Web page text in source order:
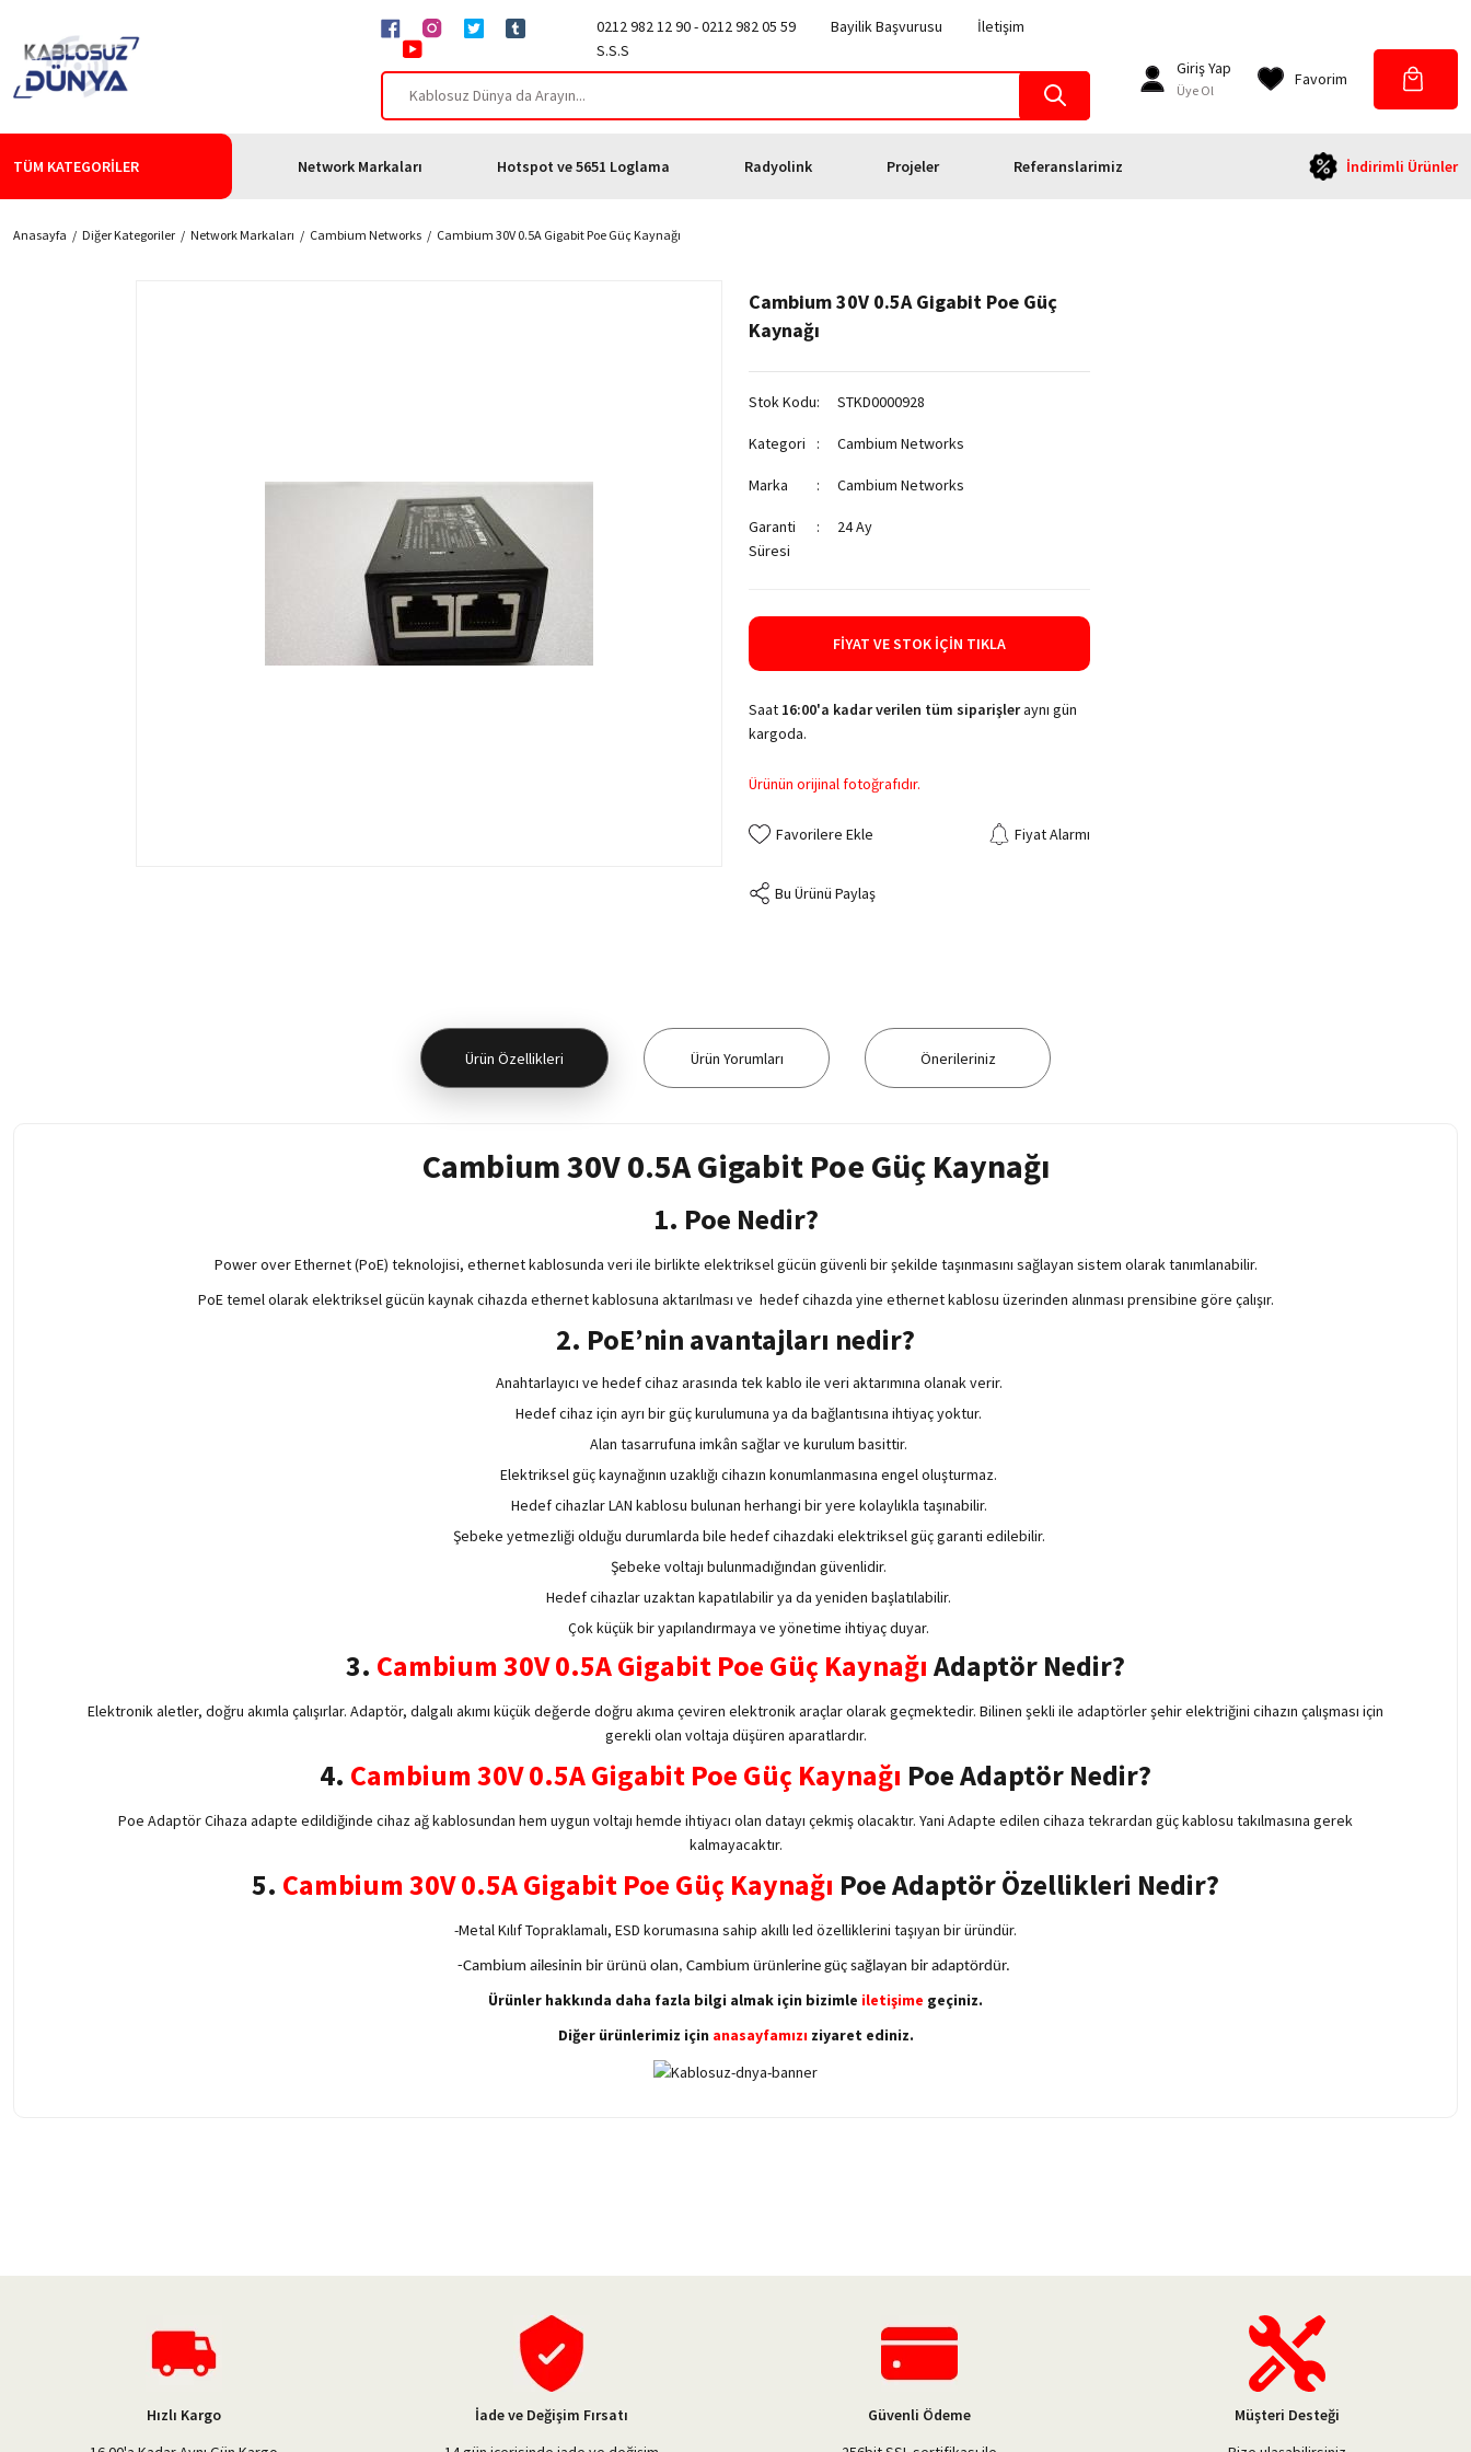
0212 982 12 90 - 0212 982 05 59 Bayilik Başvurusu
İletişim
S.S.S
Giriş Yap
Üye Ol
Favorim
TÜM KATEGORİLER Network Markaları Hotspot ve 5651 Loglama Radyolink Projeler Referanslarimiz İndirimli Ürünler
Anasayfa Diğer Kategoriler Network Markaları Cambium Networks Cambium 30V 0.5A Gigabit Poe Güç Kaynağı
Cambium 30V 0.5A Gigabit Poe Güç
Kaynağı
Stok Kodu STKD0000928
Kategori Cambium Networks
Marka Cambium Networks
Garanti
Süresi
24 Ay
FIYAT VE STOK İÇIN TIKLA
Saat 16:00'a kadar verilen tüm siparişleraynı gün
kargoda.
Ürünün orijinal fotoğrafıdır.
Fiyat Alarmı
Bu Ürünü Paylaş
Ürün Özellikleri Ürün Yorumları Önerileriniz
Cambium 30V 0.5A Gigabit Poe Güç Kaynağı
1. Poe Nedir?
Power over Ethernet (PoE) teknolojisi, ethernet kablosunda veri ile birlikte elektriksel gücün güvenli bir şekilde taşınmasını sağlayan sistem olarak tanımlanabilir.
PoE temel olarak elektriksel gücün kaynak cihazda ethernet kablosuna aktarılması ve hedef cihazda yine ethernet kablosu üzerinden alınması prensibine göre çalışır.
2. PoE’nin avantajları nedir?
Anahtarlayıcı ve hedef cihaz arasında tek kablo ile veri aktarımına olanak verir.
Hedef cihaz için ayrı bir güç kurulumuna ya da bağlantısına ihtiyaç yoktur.
Alan tasarrufuna imkân sağlar ve kurulum basittir.
Elektriksel güç kaynağının uzaklığı cihazın konumlanmasına engel oluşturmaz.
Hedef cihazlar LAN kablosu bulunan herhangi bir yere kolaylıkla taşınabilir.
Şebeke yetmezliği olduğu durumlarda bile hedef cihazdaki elektriksel güç garanti edilebilir.
Şebeke voltajı bulunmadığından güvenlidir.
Hedef cihazlar uzaktan kapatılabilir ya da yeniden başlatılabilir.
Çok küçük bir yapılandırmaya ve yönetime ihtiyaç duyar.
3. Cambium 30V 0.5A Gigabit Poe Güç Kaynağı Adaptör Nedir?
Elektronik aletler, doğru akımla çalışırlar. Adaptör, dalgalı akımı küçük değerde doğru akıma çeviren elektronik araçlar olarak geçmektedir. Bilinen şekli ile adaptörler şehir elektriğini cihazın çalışması için
gerekli olan voltaja düşüren aparatlardır.
4. Cambium 30V 0.5A Gigabit Poe Güç Kaynağı Poe Adaptör Nedir?
Poe Adaptör Cihaza adapte edildiğinde cihaz ağ kablosundan hem uygun voltajı hemde ihtiyacı olan datayı çekmiş olacaktır. Yani Adapte edilen cihaza tekrardan güç kablosu takılmasına gerek
kalmayacaktır.
5. Cambium 30V 0.5A Gigabit Poe Güç Kaynağı Poe Adaptör Özellikleri Nedir?
-Metal Kılıf Topraklamalı, ESD korumasına sahip akıllı led özelliklerini taşıyan bir üründür.
-Cambium ailesinin bir ürünü olan, Cambium ürünlerine güç sağlayan bir adaptördür.
Ürünler hakkında daha fazla bilgi almak için bizimle iletişime geçiniz.
Diğer ürünlerimiz için anasayfamızıziyaret ediniz.
Ürün fiyatı diğer sitelerden daha pahalı.
Bu ürüne benzer farklı alternatifler olmalı.
Hızlı Kargo
İade ve Değişim Fırsatı
Güvenli Ödeme
Müşteri Desteği